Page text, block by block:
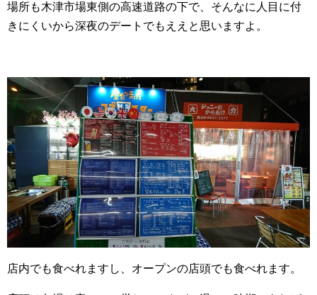
場所も木津市場東側の高速道路の下で、そんなに人目に付
きにくいから深夜のデートでもええと思いますよ。
店内でも食べれますし、オープンの店頭でも食べれます。